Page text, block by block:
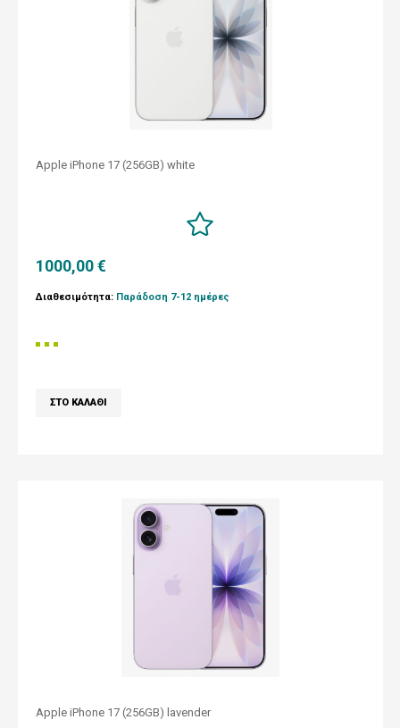
Apple iPhone 17 (256GB) white
1000,00 €
Διαθεσιμότητα: Παράδοση 7-12 ημέρες
Apple iPhone 17 (256GB) lavender